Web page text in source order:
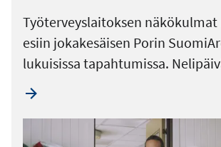
Työterveyslaitoksen näkökulmat
esiin jokakesäisen Porin
lukuisissa tapahtumissa.